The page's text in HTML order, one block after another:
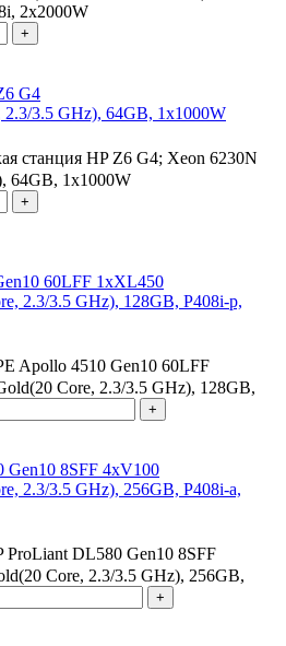
2x2000W
+
G4
3.5 GHz), 64GB, 1x1000W
станция HP Z6 G4; Xeon 6230N
64GB, 1x1000W
+
60LFF 1xXL450
2.3/3.5 GHz), 128GB, P408i-p,
Apollo 4510 Gen10 60LFF
Core, 2.3/3.5 GHz), 128GB,
+
Gen10 8SFF 4xV100
2.3/3.5 GHz), 256GB, P408i-a,
ProLiant DL580 Gen10 8SFF
Core, 2.3/3.5 GHz), 256GB,
+